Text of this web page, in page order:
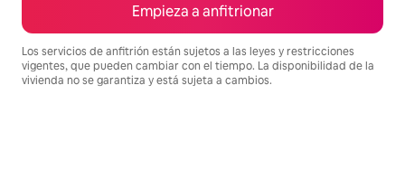
Empieza a anfitrionar
Los servicios de anfitrión están sujetos a las leyes y restricciones
vigentes, que pueden cambiar con el tiempo. La disponibilidad de la
vivienda no se garantiza y está sujeta a cambios.